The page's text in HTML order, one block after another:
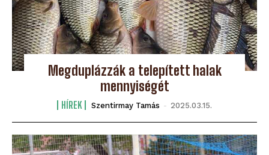
Megduplázzák a telepített halak
mennyiségét
HÍREK Szentirmay Tamás - 2025.03.15.